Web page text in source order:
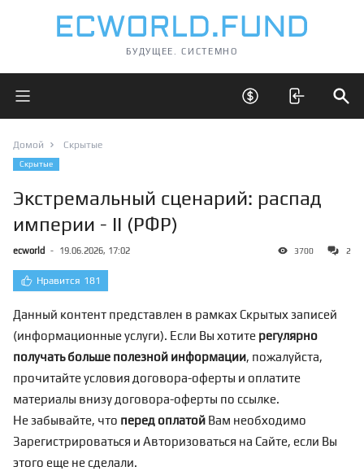
БУДУЩЕЕ. СИСТЕМНО
Открыть главное меню Открыть скрытые
Домой Скрытые
Скрытые
Экстремальный сценарий: распад
империи - II (РФР)
ecworld - 19.06.2026, 17:02 3700 2
Нравится 181
Данный контент представлен в рамках Скрытых записей
(информационные услуги). Если Вы хотите регулярно
получать больше полезной информации, пожалуйста,
прочитайте условия договора-оферты и оплатите
материалы внизу договора-оферты по ссылке.
Не забывайте, что перед оплатой Вам необходимо
Зарегистрироваться и Авторизоваться на Сайте, если Вы
этого еще не сделали.